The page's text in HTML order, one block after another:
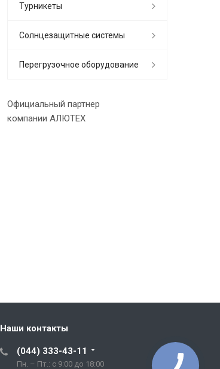
Турникеты
Солнцезащитные системы
Перегрузочное оборудование
Официальный партнер
компании АЛЮТЕХ
Наши контакты
(044) 333-43-11
Пн. – Пт.: с 9:00 до 18:00